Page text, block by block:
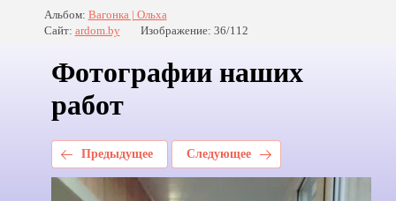
Альбом: Вагонка | Ольха
Сайт: ardom.by Изображение: 36/112
Фотографии наших
работ
Предыдущее Следующее